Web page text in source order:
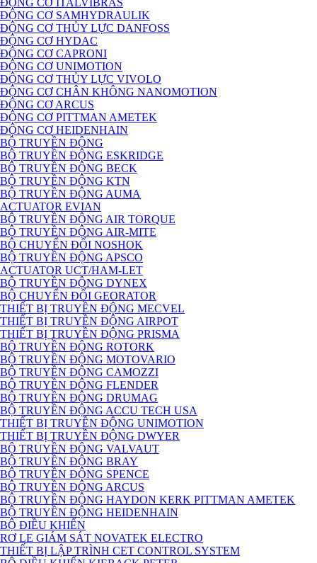
ĐỘNG CƠ ITALVIBRAS
ĐỘNG CƠ SAMHYDRAULIK
ĐỘNG CƠ THỦY LỰC DANFOSS
ĐỘNG CƠ HYDAC
ĐỘNG CƠ CAPRONI
ĐỘNG CƠ UNIMOTION
ĐỘNG CƠ THỦY LỰC VIVOLO
ĐỘNG CƠ CHÂN KHÔNG NANOMOTION
ĐỘNG CƠ ARCUS
ĐỘNG CƠ PITTMAN AMETEK
ĐỘNG CƠ HEIDENHAIN
BỘ TRUYỀN ĐỘNG
BỘ TRUYỀN ĐỘNG ESKRIDGE
BỘ TRUYỀN ĐỘNG BECK
BỘ TRUYỀN ĐỘNG KTN
BỘ TRUYỀN ĐỘNG AUMA
ACTUATOR EVIAN
BỘ TRUYỀN ĐỘNG AIR TORQUE
BỘ TRUYỀN ĐỘNG AIR-MITE
BỘ CHUYỂN ĐỔI NOSHOK
BỘ TRUYỀN ĐỘNG APSCO
ACTUATOR UCT/HAM-LET
BỘ TRUYỀN ĐỘNG DYNEX
BỘ CHUYỂN ĐỔI GEORATOR
THIẾT BỊ TRUYỀN ĐỘNG MECVEL
THIẾT BỊ TRUYỀN ĐỘNG AIRPOT
THIẾT BỊ TRUYỀN ĐỘNG PRISMA
BỘ TRUYỀN ĐỘNG ROTORK
BỘ TRUYỀN ĐỘNG MOTOVARIO
BỘ TRUYỀN ĐỘNG CAMOZZI
BỘ TRUYỀN ĐỘNG FLENDER
BỘ TRUYỀN ĐỘNG DRUMAG
BỘ TRUYỀN ĐỘNG ACCU TECH USA
THIẾT BỊ TRUYỀN ĐỘNG UNIMOTION
THIẾT BỊ TRUYỀN ĐỘNG DWYER
BỘ TRUYỀN ĐỘNG VALVAUT
BỘ TRUYỀN ĐỘNG BRAY
BỘ TRUYỀN ĐỘNG SPENCE
BỘ TRUYỀN ĐỘNG ARCUS
BỘ TRUYỀN ĐỘNG HAYDON KERK PITTMAN AMETEK
BỘ TRUYỀN ĐỘNG HEIDENHAIN
BỘ ĐIỀU KHIỂN
RƠ LE GIÁM SÁT NOVATEK ELECTRO
THIẾT BỊ LẬP TRÌNH CET CONTROL SYSTEM